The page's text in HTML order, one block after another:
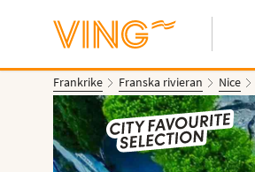
Frankrike Franska rivieran Nice